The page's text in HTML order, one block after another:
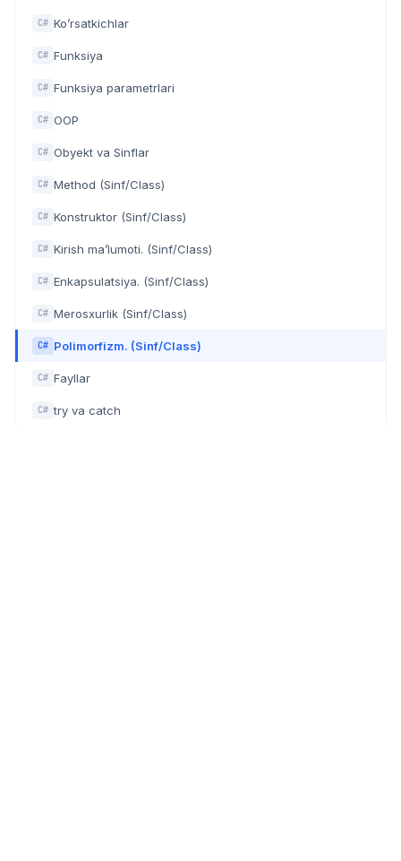
C# Ko’rsatkichlar
C# Funksiya
C# Funksiya parametrlari
C# OOP
C# Obyekt va Sinflar
C# Method (Sinf/Class)
C# Konstruktor (Sinf/Class)
C# Kirish ma’lumoti. (Sinf/Class)
C# Enkapsulatsiya. (Sinf/Class)
C# Merosxurlik (Sinf/Class)
C# Polimorfizm. (Sinf/Class)
C# Fayllar
C# try va catch